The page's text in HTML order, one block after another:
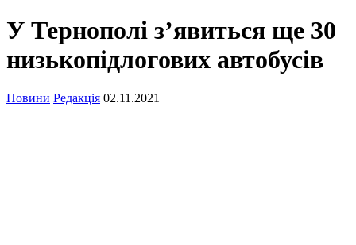
У Тернополі з’явиться ще 30
низькопідлогових автобусів
Новини Редакція 02.11.2021